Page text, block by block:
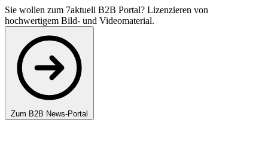
Sie wollen zum 7aktuell B2B Portal? Lizenzieren von
hochwertigem Bild- und Videomaterial.
Zum B2B News-Portal